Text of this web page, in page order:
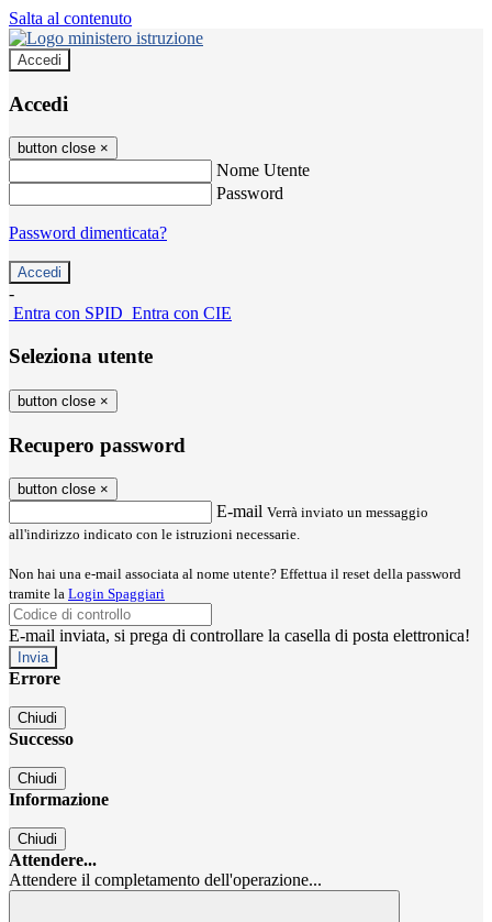
Salta al contenuto
Accedi
Accedi
button close ×
Nome Utente
Password
Password dimenticata?
-
Entra con SPID Entra con CIE
Seleziona utente
button close ×
Recupero password
button close ×
E-mail Verrà inviato un messaggio
all'indirizzo indicato con le istruzioni necessarie.
Non hai una e-mail associata al nome utente? Effettua il reset della password
tramite la Login Spaggiari
E-mail inviata, si prega di controllare la casella di posta elettronica!
Errore
Chiudi
Successo
Chiudi
Informazione
Chiudi
Attendere...
Attendere il completamento dell'operazione...